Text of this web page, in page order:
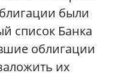
были
список Банка
облигации
их